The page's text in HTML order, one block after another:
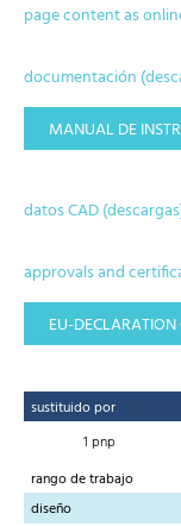
page content as
documentación
MANUAL DE
datos CAD
approvals and
EU-
sustituido por
1 pnp
rango de trabajo
diseño